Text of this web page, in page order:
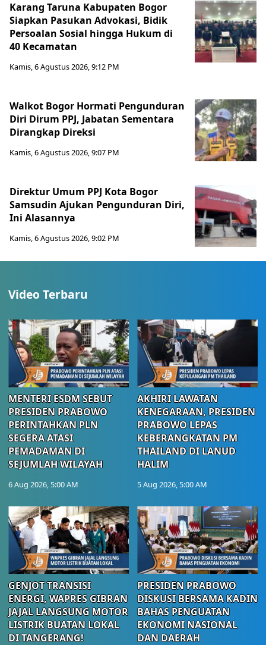
Karang Taruna Kabupaten Bogor
Siapkan Pasukan Advokasi, Bidik
Persoalan Sosial hingga Hukum di
40 Kecamatan
Kamis, 6 Agustus 2026, 9:12 PM
Walkot Bogor Hormati Pengunduran
Diri Dirum PPJ, Jabatan Sementara
Dirangkap Direksi
Kamis, 6 Agustus 2026, 9:07 PM
Direktur Umum PPJ Kota Bogor
Samsudin Ajukan Pengunduran Diri,
Ini Alasannya
Kamis, 6 Agustus 2026, 9:02 PM
Video Terbaru
MENTERI ESDM SEBUT
PRESIDEN PRABOWO
PERINTAHKAN PLN
SEGERA ATASI
PEMADAMAN DI
SEJUMLAH WILAYAH
6 Aug 2026, 5:00 AM
AKHIRI LAWATAN
KENEGARAAN, PRESIDEN
PRABOWO LEPAS
KEBERANGKATAN PM
THAILAND DI LANUD
HALIM
5 Aug 2026, 5:00 AM
GENJOT TRANSISI
ENERGI, WAPRES GIBRAN
JAJAL LANGSUNG MOTOR
LISTRIK BUATAN LOKAL
DI TANGERANG!
PRESIDEN PRABOWO
DISKUSI BERSAMA KADIN
BAHAS PENGUATAN
EKONOMI NASIONAL
DAN DAERAH